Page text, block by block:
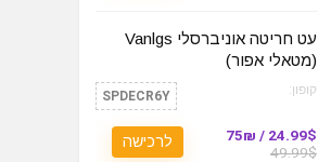
עט חריטה אוניברסלי Vanlgs
(מטאלי אפור)
קופון: SPDECR6Y
24.99$ / 75₪
49.99$
לרכישה